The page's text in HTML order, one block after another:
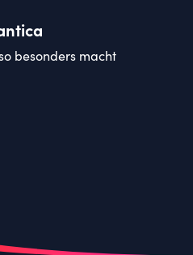
besonders macht